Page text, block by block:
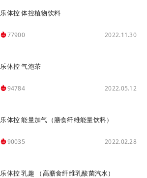
乐体控 体控植物饮料
77900 2022.11.30
乐体控 气泡茶
94784 2022.05.12
乐体控 能量加气（膳食纤维能量饮料）
90035 2022.02.28
乐体控 乳趣 （高膳食纤维乳酸菌汽水）